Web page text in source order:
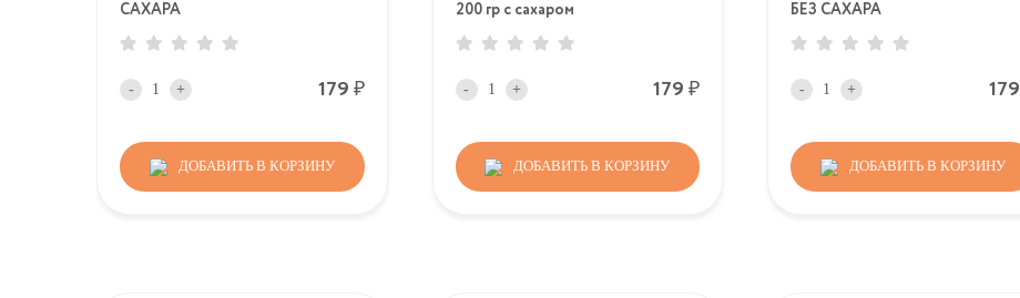
САХАРА
- + 179 Р
ДОБАВИТЬ В КОРЗИНУ
200 гр с сахаром
- + 179 Р
ДОБАВИТЬ В КОРЗИНУ
БЕЗ САХАРА
- + 179
ДОБАВИТЬ В КОРЗИНУ